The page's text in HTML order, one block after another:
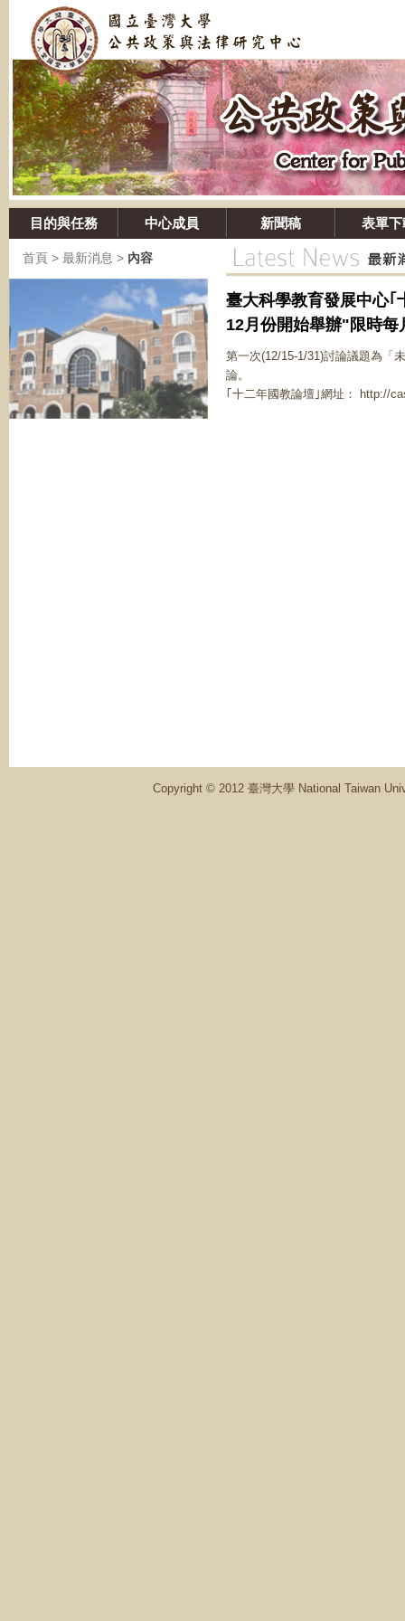
目的與任務 中心成員 新聞稿 表單下
首頁 > 最新消息 > 內容
臺大科學教育發展中心｢
12月份開始舉辦"限時
第一次(12/15-1/31)討論議題為「
論。
｢十二年國教論壇｣網址：
http://
Copyright © 2012 臺灣大學 National Taiwan